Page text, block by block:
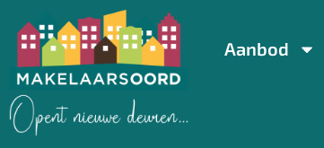
Aanbod